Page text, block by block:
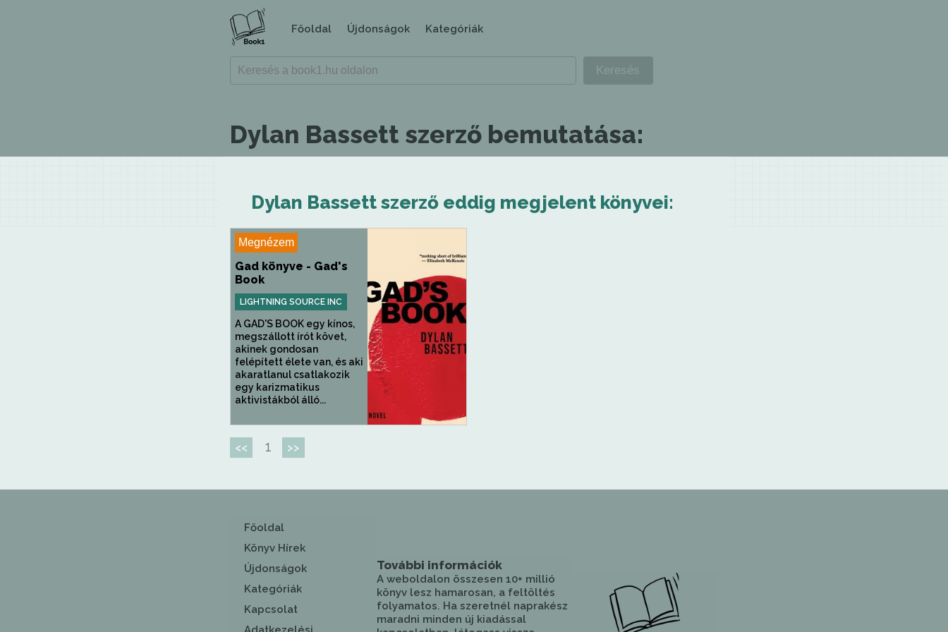
Főoldal Újdonságok Kategóriák
Dylan Bassett szerző bemutatása:
Dylan Bassett szerző eddig megjelent könyvei:
Megnézem
Gad könyve - Gad's
Book
LIGHTNING SOURCE INC
A GAD'S BOOK egy kínos,
megszállott írót követ,
akinek gondosan
felépített élete van, és aki
akaratlanul csatlakozik
egy karizmatikus
aktivistákból álló...
<< 1 >>
Főoldal
Könyv Hírek
Újdonságok
Kategóriák
Kapcsolat
További információk
A weboldalon összesen 10+ millió
könyv lesz hamarosan, a feltöltés
folyamatos. Ha szeretnél naprakész
maradni minden új kiadással